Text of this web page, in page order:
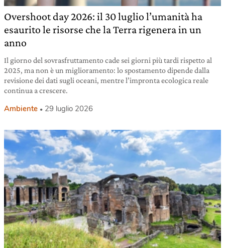
Overshoot day 2026: il 30 luglio l’umanità ha
esaurito le risorse che la Terra rigenera in un
anno
Il giorno del sovrasfruttamento cade sei giorni più tardi rispetto al
2025, ma non è un miglioramento: lo spostamento dipende dalla
revisione dei dati sugli oceani, mentre l’impronta ecologica reale
continua a crescere.
Ambiente 29 luglio 2026